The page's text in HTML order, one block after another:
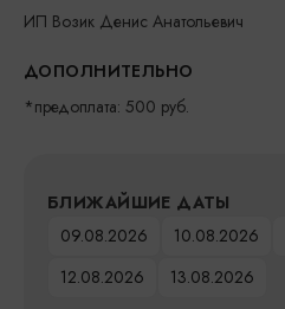
ИП Возик Денис Анатольевич
ДОПОЛНИТЕЛЬНО
*предоплата: 500 руб.
БЛИЖАЙШИЕ ДАТЫ
09.08.2026
10.08.2026
12.08.2026
13.08.2026